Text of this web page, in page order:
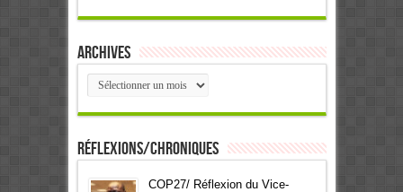
Archives
Archives
Réflexions/Chroniques
COP27/ Réflexion du Vice-